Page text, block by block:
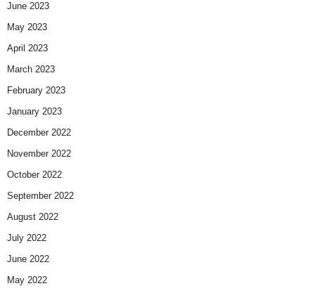
June 2023
May 2023
April 2023
March 2023
February 2023
January 2023
December 2022
November 2022
October 2022
September 2022
August 2022
July 2022
June 2022
May 2022